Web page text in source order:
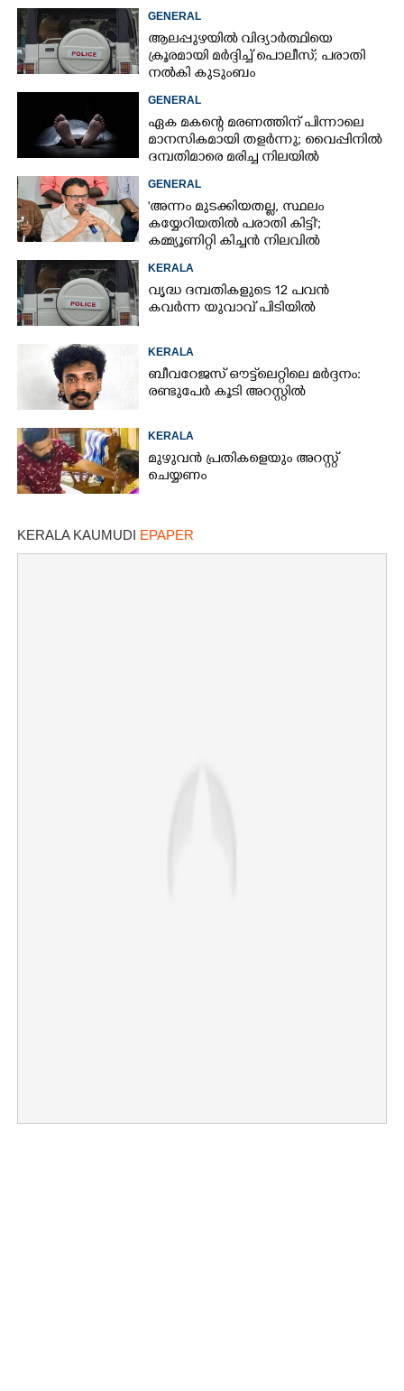
GENERAL
ആലപ്പുഴയിൽ വിദ്യാർത്ഥിയെ
ക്രൂരമായി മർദ്ദിച്ച് പൊലീസ്; പരാതി
നൽകി കുടുംബം
GENERAL
ഏക മകന്റെ മരണത്തിന് പിന്നാലെ
മാനസികമായി തളർന്നു; വൈപ്പിനിൽ
ദമ്പതിമാരെ മരിച്ച നിലയിൽ
GENERAL
'അന്നം മുടക്കിയതല്ല, സ്ഥലം
കയ്യേറിയതിൽ പരാതി കിട്ടി';
കമ്മ്യൂണിറ്റി കിച്ചൻ നിലവിൽ
KERALA
വൃദ്ധ ദമ്പതികളുടെ 12 പവൻ
കവർന്ന യുവാവ് പിടിയിൽ
KERALA
ബീവറേജസ് ഔട്ട്‌ലെറ്റിലെ മർദ്ദനം:
രണ്ടുപേർ കൂടി അറസ്റ്റിൽ
KERALA
മുഴുവൻ പ്രതികളെയും അറസ്റ്റ്
ചെയ്യണം
KERALA KAUMUDI EPAPER